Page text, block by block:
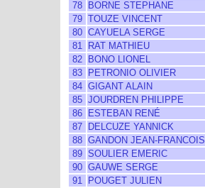
78
BORNE STEPHANE
79 TOUZE VINCENT
80 CAYUELA SERGE
81
RAT MATHIEU
82
BONO LIONEL
83
PETRONIO OLIVIER
84 GIGANT ALAIN
85 JOURDREN PHILIPPE
86
ESTEBAN RENÉ
87
DELCUZE YANNICK
88 GANDON JEAN-FRANCOIS
89 SOULIER EMERIC
90 GAUWE SERGE
91
POUGET JULIEN